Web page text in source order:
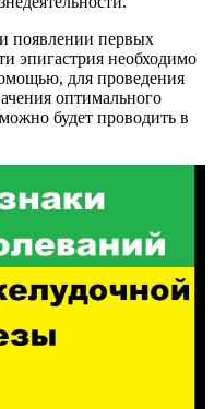
появлении первых
эпигастрия необходимо
для проведения
оптимального
будет проводить в